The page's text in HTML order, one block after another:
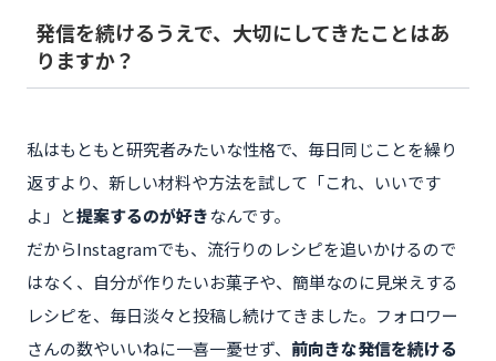
発信を続けるうえで、大切にしてきたことはあ
りますか？
私はもともと研究者みたいな性格で、毎日同じことを繰り
返すより、新しい材料や方法を試して「これ、いいです
よ」と提案するのが好きなんです。
だからInstagramでも、流行りのレシピを追いかけるので
はなく、自分が作りたいお菓子や、簡単なのに見栄えする
レシピを、毎日淡々と投稿し続けてきました。フォロワー
さんの数やいいねに一喜一憂せず、 前向きな発信を続ける